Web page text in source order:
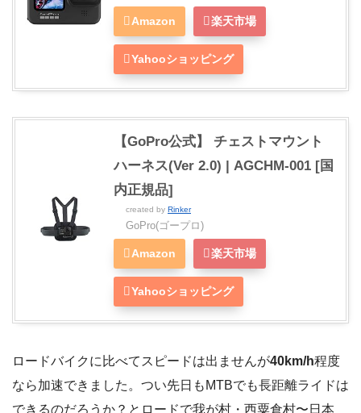
Amazon 楽天市場
Yahooショッピング
【GoPro公式】 チェストマウント
ハーネス(Ver 2.0) | AGCHM-001 [国
内正規品]
created by Rinker
GoPro(ゴープロ)
Amazon 楽天市場
Yahooショッピング
ロードバイクに比べてスピードは出ませんが40km/h程度
なら加速できました。つい先日もMTBでも長距離ライドは
できるのだろうか？とロードで我が村・西粟倉村〜日本